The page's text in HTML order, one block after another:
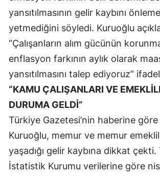
yansıtılmasının gelir kaybını
yetmediğini söyledi. Kuruoğlu
“Çalışanların alım gücünün
enflasyon farkının aylık olarak
yansıtılmasını talep ediyoruz”
“KAMU ÇALIŞANLARI VE
DURUMA GELDİ”
Türkiye Gazetesi’nin haberine
Kuruoğlu, memur ve memur
yaşadığı gelir kaybına dikkat
İstatistik Kurumu verilerine göre